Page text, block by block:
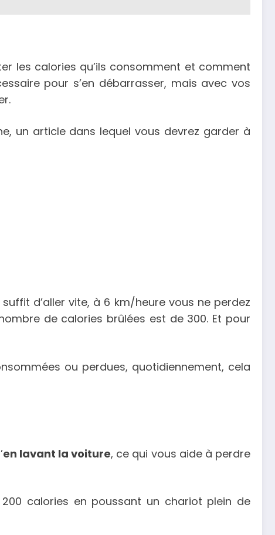
les calories qu’ils consomment et comment
pour s’en débarrasser, mais avec vos
un article dans lequel vous devrez garder à
d’aller vite, à 6 km/heure vous ne perdez
de calories brûlées est de 300. Et pour
ou perdues, quotidiennement, cela
en lavant la voiture, ce qui vous aide à perdre
calories en poussant un chariot plein de